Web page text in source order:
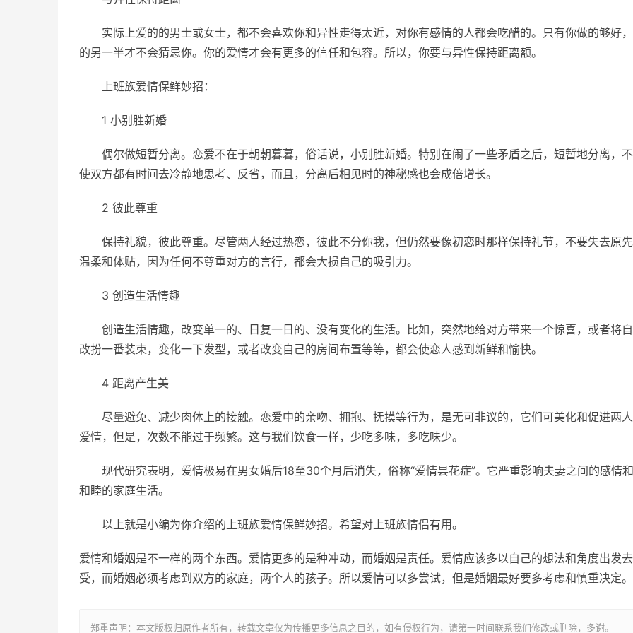
实际上爱的的男士或女士，都不会喜欢你和异性走得太近，对你有感情的人都会吃醋的。只有你做的够好
的另一半才不会猜忌你。你的爱情才会有更多的信任和包容。所以，你要与异性保持距离额。
上班族爱情保鲜妙招：
1 小别胜新婚
偶尔做短暂分离。恋爱不在于朝朝暮暮，俗话说，小别胜新婚。特别在闹了一些矛盾之后，短暂地分离，
使双方都有时间去冷静地思考、反省，而且，分离后相见时的神秘感也会成倍增长。
2 彼此尊重
保持礼貌，彼此尊重。尽管两人经过热恋，彼此不分你我，但仍然要像初恋时那样保持礼节，不要失去原
温柔和体贴，因为任何不尊重对方的言行，都会大损自己的吸引力。
3 创造生活情趣
创造生活情趣，改变单一的、日复一日的、没有变化的生活。比如，突然地给对方带来一个惊喜，或者将
改扮一番装束，变化一下发型，或者改变自己的房间布置等等，都会使恋人感到新鲜和愉快。
4 距离产生美
尽量避免、减少肉体上的接触。恋爱中的亲吻、拥抱、抚摸等行为，是无可非议的，它们可美化和促进两
爱情，但是，次数不能过于频繁。这与我们饮食一样，少吃多味，多吃味少。
现代研究表明，爱情极易在男女婚后18至30个月后消失，俗称“爱情昙花症”。它严重影响夫妻之间的感情和
和睦的家庭生活。
以上就是小编为你介绍的上班族爱情保鲜妙招。希望对上班族情侣有用。
爱情和婚姻是不一样的两个东西。爱情更多的是种冲动，而婚姻是责任。爱情应该多以自己的想法和角度出发
受，而婚姻必须考虑到双方的家庭，两个人的孩子。所以爱情可以多尝试，但是婚姻最好要多考虑和慎重决定。
郑重声明：本文版权归原作者所有，转载文章仅为传播更多信息之目的，如有侵权行为，请第一时间联系我们修改或删除，多谢。